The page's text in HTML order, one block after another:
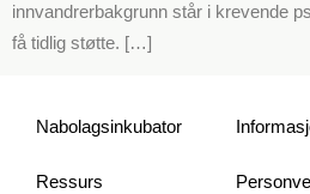
innvandrerbakgrunn står i krevende
få tidlig støtte. […]
Nabolagsinkubator
Ressurs